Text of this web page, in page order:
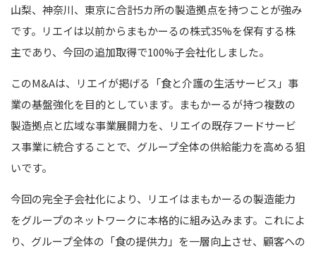
山梨、神奈川、東京に合計5カ所の製造拠点を持つことが強み
です。リエイは以前からまもかーるの株式35%を保有する株
主であり、今回の追加取得で100%子会社化しました。
このM&Aは、リエイが掲げる「食と介護の生活サービス」事
業の基盤強化を目的としています。まもかーるが持つ複数の
製造拠点と広域な事業展開力を、リエイの既存フードサービ
ス事業に統合することで、グループ全体の供給能力を高める狙
いです。
今回の完全子会社化により、リエイはまもかーるの製造能力
をグループのネットワークに本格的に組み込みます。これによ
り、グループ全体の「食の提供力」を一層向上させ、顧客への